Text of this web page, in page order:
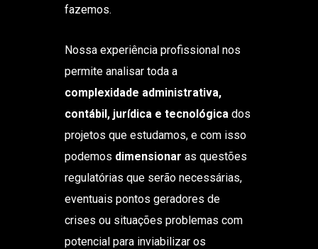
fazemos.
Nossa experiência profissional nos
permite analisar toda a
complexidade administrativa,
contábil, jurídica e tecnológicados
projetos que estudamos, e com isso
podemos dimensionar as questões
regulatórias que serão necessárias,
eventuais pontos geradores de
crises ou situações problemas com
potencial para inviabilizar os